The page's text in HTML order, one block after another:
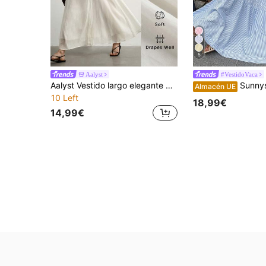
Aalyst
Aalyst Vestido largo elegante de mujer con cuello redondo, manga corta, transparente, cintura ceñida y corte en A para citas, fiestas, exteriores y uso diario dulce
10 Left
14,99€
5
#VestidoVaca
Almacén UE Sunnyshic Vestido largo con correa de espagueti de cintura alta,
18,99€